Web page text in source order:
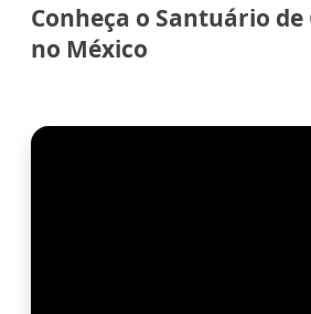
Conheça o Santuário
no México